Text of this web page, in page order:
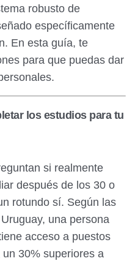
robusto de
específicamente
En esta guía, te
para que puedas dar
los estudios para tu
si realmente
después de los 30 o
rotundo sí. Según las
una persona
acceso a puestos
30% superiores a